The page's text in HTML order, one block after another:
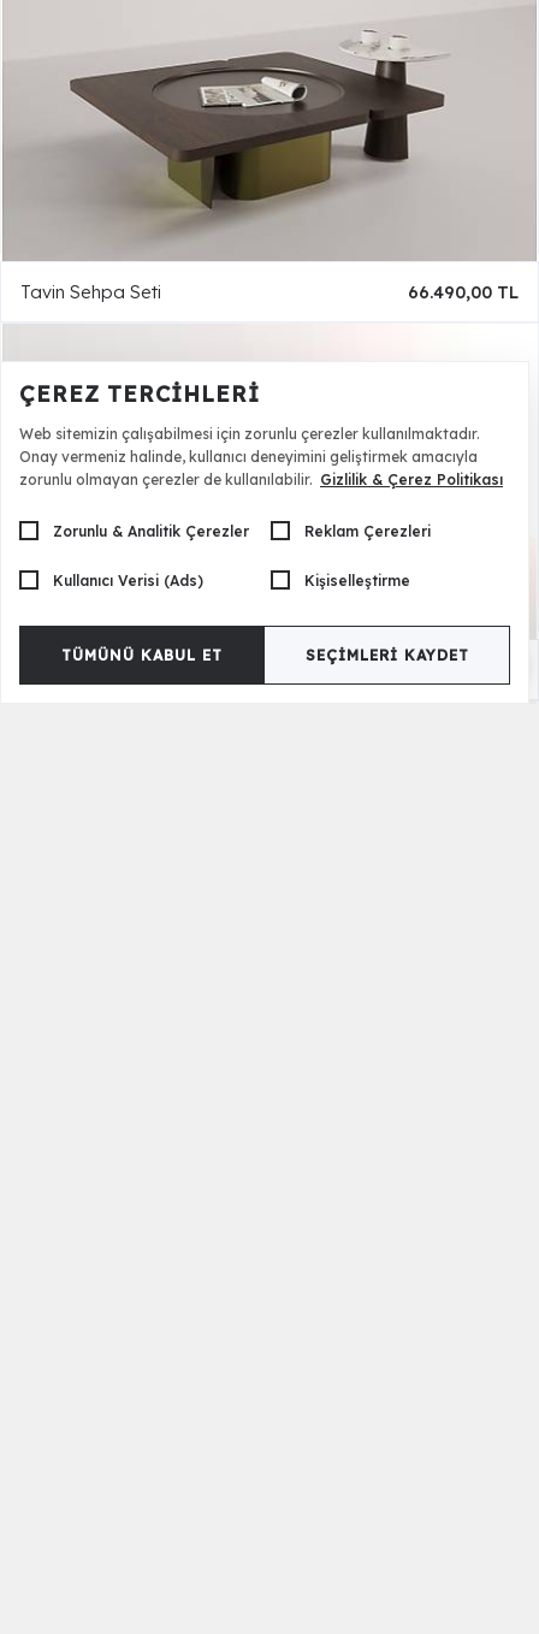
Tavin Sehpa Seti 66.490,00 TL
ÇEREZ TERCIHLERI
Web sitemizin çalışabilmesi için zorunlu çerezler kullanılmaktadır.
Onay vermeniz halinde, kullanıcı deneyimini geliştirmek amacıyla
zorunlu olmayan çerezler de kullanılabilir. Gizlilik & Çerez Politikası
Zorunlu & Analitik Çerezler Reklam Çerezleri
Kullanıcı Verisi (Ads) Kişiselleştirme
TÜMÜNÜ KABUL ET SEÇIMLERI KAYDET